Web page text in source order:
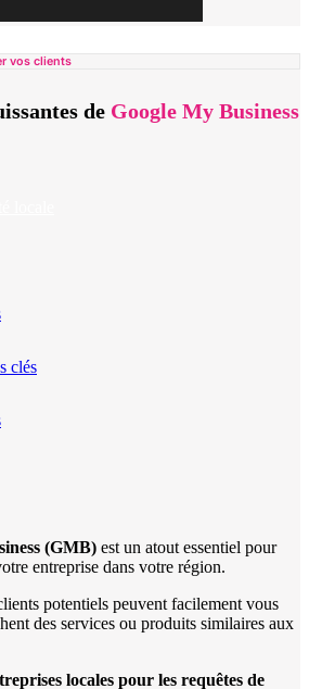
vos clients
de Google My Business
clés
(GMB) est un atout essentiel pour
entreprise dans votre région.
potentiels peuvent facilement vous
des services ou produits similaires aux
locales pour les requêtes de